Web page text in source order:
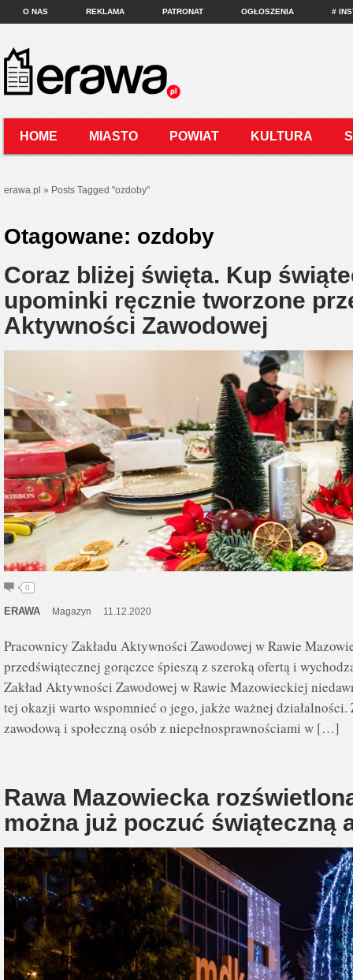
O NAS REKLAMA PATRONAT OGŁOSZENIA #
HOME MIASTO POWIAT KULTURA
erawa.pl » Posts Tagged "ozdoby"
Otagowane: ozdoby
Coraz bliżej święta. Kup
upominki ręcznie tworzone
Aktywności Zawodowej
0
ERAWA Magazyn 11.12.2020
Pracownicy Zakładu Aktywności Zawodowej w Rawie
przedświątecznej gorączce śpieszą z szeroką ofertą i
Zakład Aktywności Zawodowej w Rawie Mazowieckiej
tej okazji warto wspomnieć o jego, jakże ważnej
zawodową i społeczną osób z niepełnosprawnościami w […]
Rawa Mazowiecka
można już poczuć świąteczną